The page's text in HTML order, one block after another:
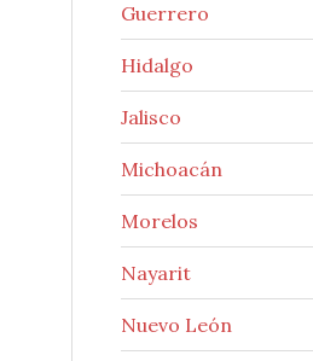
Guerrero
Hidalgo
Jalisco
Michoacán
Morelos
Nayarit
Nuevo León